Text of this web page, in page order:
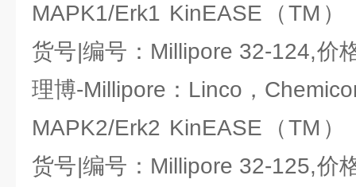
MAPK1/Erk1 KinEASE（TM）
货号|编号：Millipore 32-124,价
理博-Millipore：Linco，
MAPK2/Erk2 KinEASE（TM）
货号|编号：Millipore 32-125,价